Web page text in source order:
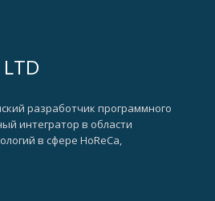
разработчик программного
интегратор в области
в сфере HoReCa,